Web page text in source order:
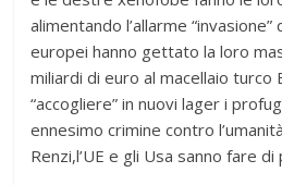
alimentando l’allarme
europei hanno gettato la loro
miliardi di euro al macellaio turco
“accogliere” in nuovi lager i
ennesimo crimine contro
Renzi,l’UE e gli Usa sanno fare di